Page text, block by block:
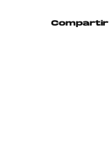
Compartir